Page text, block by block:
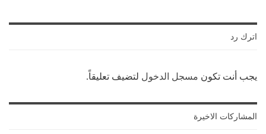
اترك رد
يجب أنت تكون مسجل الدخول لتضيف تعليقاً.
المشاركات الاخيرة